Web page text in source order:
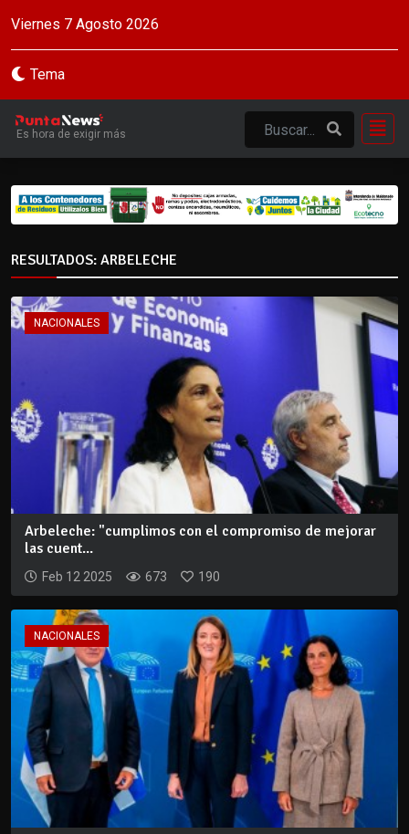
Viernes 7 Agosto 2026
Tema
Es hora de exigir más
RESULTADOS: ARBELECHE
NACIONALES
Arbeleche: "cumplimos con el compromiso de mejorar
las cuent...
Feb 12 2025 673 190
NACIONALES